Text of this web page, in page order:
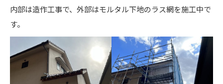
内部は造作工事で、外部はモルタル下地のラス網を施工中で
す。